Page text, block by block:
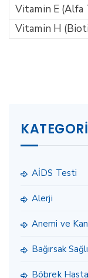
Vitamin E (Alfa
Vitamin H
AİDS Testi
Alerji
Anemi ve Kan
Bağırsak
Böbrek